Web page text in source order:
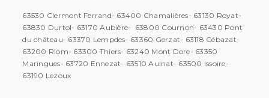
63530 Clermont Ferrand- 63400 Chamalières- 63130 Royat-
63830 Durtol- 63170 Aubière- 63800 Cournon- 63430 Pont
du château- 63370 Lempdes- 63360 Gerzat- 63118 Cébazat-
63200 Riom- 63300 Thiers- 63240 Mont Dore- 63350
Maringues- 63720 Ennezat- 63510 Aulnat- 63500 Issoire-
63190 Lezoux